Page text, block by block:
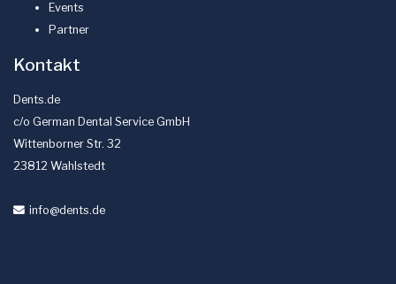
Events
Partner
Kontakt
Dents.de
c/o German Dental Service GmbH
Wittenborner Str. 32
23812 Wahlstedt
info@dents.de